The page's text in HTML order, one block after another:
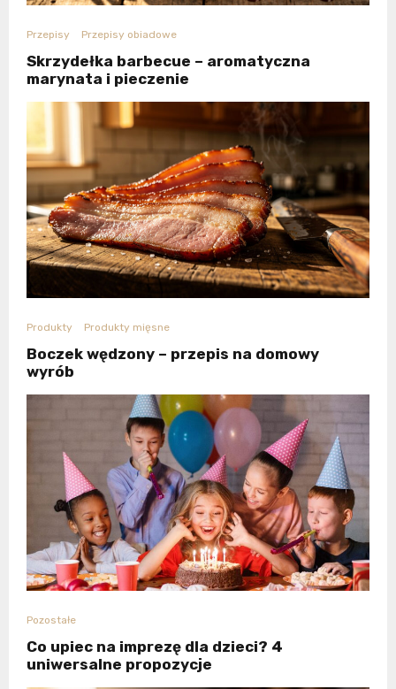
Przepisy Przepisy obiadowe
Skrzydełka barbecue – aromatyczna
marynata i pieczenie
Produkty Produkty mięsne
Boczek wędzony – przepis na domowy
wyrób
Pozostałe
Co upiec na imprezę dla dzieci? 4
uniwersalne propozycje